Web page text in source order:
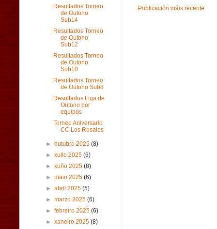
Publicación máis recente
Resultados Torneo
de Outono
Sub14
Resultados Torneo
de Outono
Sub12
Resultados Torneo
de Outono
Sub10
Resultados Torneo
de Outono Sub8
Resultados Liga de
Outono por
equipos
Torneo Aniversario
CC Los Rosales
►outubro 2025(8)
►xullo 2025(6)
►xuño 2025(8)
►maio 2025(6)
►abril 2025(5)
►marzo 2025(6)
►febreiro 2025(6)
►xaneiro 2025(8)